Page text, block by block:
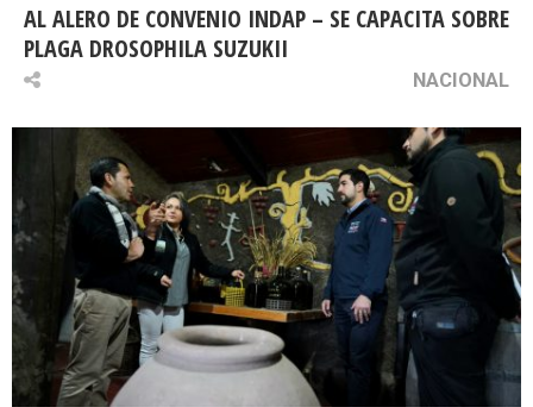
AL ALERO DE CONVENIO INDAP – SE CAPACITA SOBRE
PLAGA DROSOPHILA SUZUKII
NACIONAL